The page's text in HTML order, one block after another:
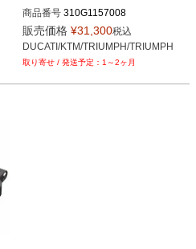
商品番号 310G1157008
販売価格 ¥31,300税込
DUCATI/KTM/TRIUMPH/TRIUMPH
1～2ヶ月